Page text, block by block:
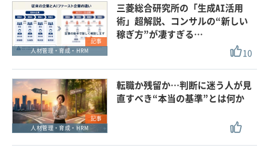
記事
人材管理・育成・HRM
三菱総合研究所の「生成AI活用
術」超解説、コンサルの“新しい
稼ぎ方”が凄すぎる…
10
記事
人材管理・育成・HRM
転職か残留か…判断に迷う人が見
直すべき“本当の基準”とは何か